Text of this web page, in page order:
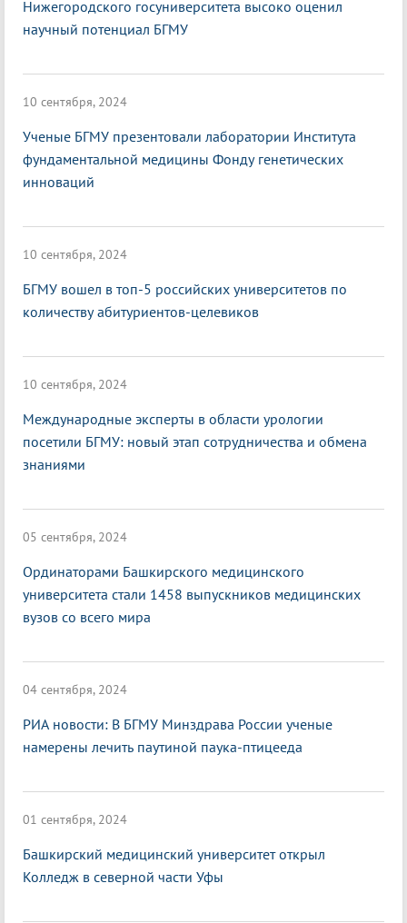
Нижегородского госуниверситета высоко оценил
научный потенциал БГМУ
10 сентября, 2024
Ученые БГМУ презентовали лаборатории Института
фундаментальной медицины Фонду генетических
инноваций
10 сентября, 2024
БГМУ вошел в топ-5 российских университетов по
количеству абитуриентов-целевиков
10 сентября, 2024
Международные эксперты в области урологии
посетили БГМУ: новый этап сотрудничества и обмена
знаниями
05 сентября, 2024
Ординаторами Башкирского медицинского
университета стали 1458 выпускников медицинских
вузов со всего мира
04 сентября, 2024
РИА новости: В БГМУ Минздрава России ученые
намерены лечить паутиной паука-птицееда
01 сентября, 2024
Башкирский медицинский университет открыл
Колледж в северной части Уфы